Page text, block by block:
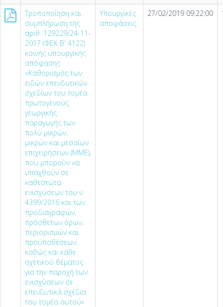
Τροποποίηση και
συμπλήρωση της
αριθ. 129229/24-11-
2017 (ΦΕΚ Β' 4122)
κοινής υπουργικής
απόφασης
«Καθορισμός των
ειδών επενδυτικών
σχεδίων του τομέα
πρωτογενούς
γεωργικής
παραγωγής των
πολύ μικρών,
μικρών και μεσαίων
επιχειρήσεων (ΜΜΕ),
που μπορούν να
υπαχθούν σε
καθεστώτα
ενισχύσεων του ν.
4399/2016 και των
προδιαγραφών,
πρόσθετων όρων,
περιορισμών και
προϋποθέσεων,
καθώς και κάθε
σχετικού θέματος
για την παροχή των
ενισχύσεων σε
επενδυτικά σχέδια
του τομέα αυτού»
Υπουργικές
αποφάσεις
27/02/2019 09:22:00